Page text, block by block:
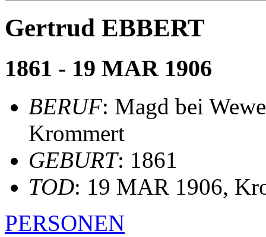
Gertrud EBBERT
1861 - 19 MAR 1906
BERUF: Magd bei
Krommert
GEBURT: 1861
TOD: 19 MAR 1906,
PERSONEN